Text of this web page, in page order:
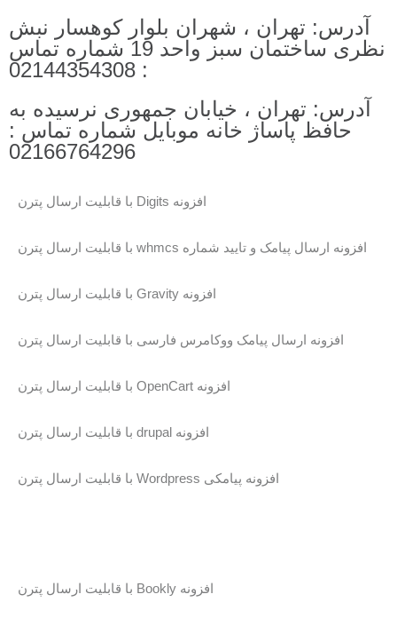
آدرس: تهران ، شهران بلوار کوهسار نبش
نظری ساختمان سبز واحد 19 شماره تماس
: 02144354308
آدرس: تهران ، خیابان جمهوری نرسیده به
حافظ پاساژ خانه موبایل شماره تماس :
02166764296
افزونه Digits با قابلیت ارسال پترن
افزونه ارسال پیامک و تایید شماره whmcs با قابلیت ارسال پترن
افزونه Gravity با قابلیت ارسال پترن
افزونه ارسال پیامک ووکامرس فارسی با قابلیت ارسال پترن
افزونه OpenCart با قابلیت ارسال پترن
افزونه drupal با قابلیت ارسال پترن
افزونه پیامکی Wordpress با قابلیت ارسال پترن
افزونه Bookly با قابلیت ارسال پترن